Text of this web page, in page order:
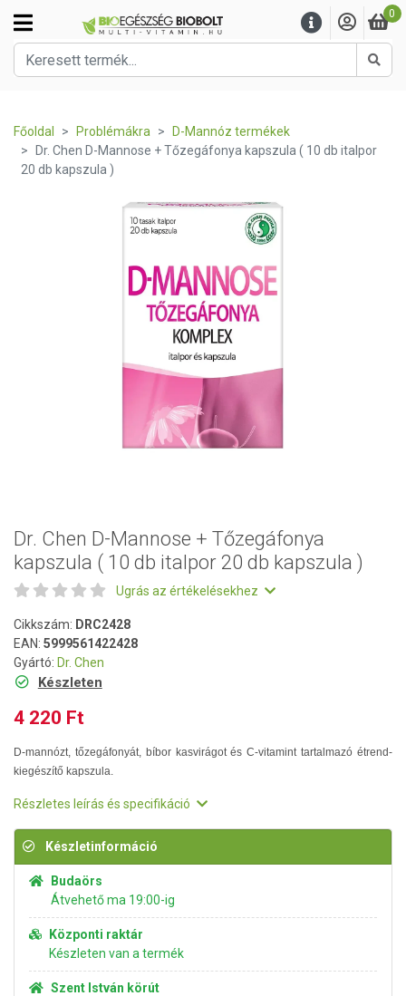
0
Főoldal Problémákra
D-Mannóz termékek
Dr. Chen D-Mannose + Tőzegáfonya kapszula ( 10 db italpor
20 db kapszula )
Dr. Chen D-Mannose + Tőzegáfonya
kapszula ( 10 db italpor 20 db kapszula )
Ugrás az értékelésekhez
Cikkszám: DRC2428
EAN: 5999561422428
Gyártó: Dr. Chen
Készleten
4 220 Ft
D-mannózt, tőzegáfonyát, bíbor kasvirágot és C-vitamint tartalmazó étrend-
kiegészítő kapszula.
Részletes leírás és specifikáció
Készletinformáció
Budaörs
Átvehető ma 19:00-ig
Központi raktár
Készleten van a termék
Szent István körút